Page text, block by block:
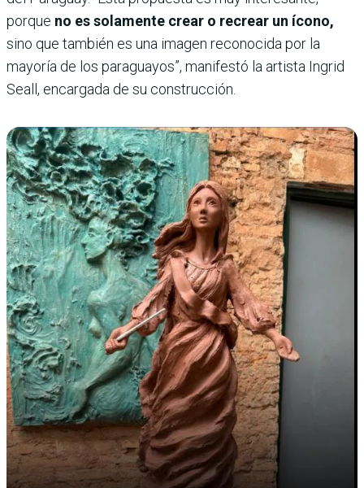
porque no es solamente crear o recrear un ícono,
sino que también es una imagen reconocida por la
mayoría de los paraguayos”, manifestó la artista Ingrid
Seall, encargada de su construcción.